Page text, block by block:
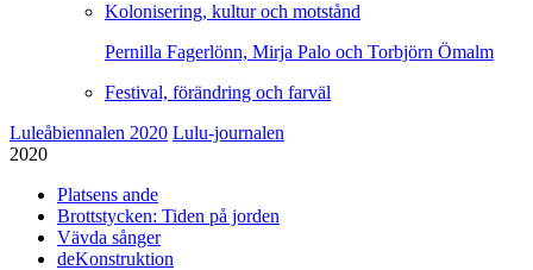
Kolonisering, kultur och motstånd
Pernilla Fagerlönn, Mirja Palo och Torbjörn Ömalm
Festival, förändring och farväl
Luleåbiennalen 2020 Lulu-journalen
2020
Platsens ande
Brottstycken: Tiden på jorden
Vävda sånger
deKonstruktion